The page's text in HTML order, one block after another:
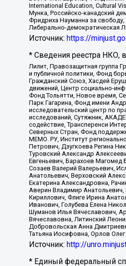
International Education, Cultural
Мунка, Российско-канадский
Фридриха Науманна за
Либерально-демократическая
Источник: https://
* Сведения реестра НКО,
Лилит, Правозащитная группа
и публичной политики, Фонд
Гражданский Союз, Хасдей
движений, Центр социально-
Фонд Тольятти, Новое время,
Парк Гагарина, Фонд имени
исследовательский центр по
исследований, Сутяжник,
содействие, Трансперенси
Северных Стран, Фонд
МЕМО. РУ, Институт
Петрович, Дзугкоева Регина
Туровский Александр
Евгеньевич, Барахоев
Созаев Валерий Валерьевич,
Анатольевич, Верховский
Екатерина Александровна,
Аверин Владимир
Кириллович, Флиге Ирина
Иванович, Голубева Елена
Шуманов Илья Вячеславович,
Вячеславовна, Литинский
Добровольская Анна
Татьяна Иосифовна, Орлов
Источник: http://
* Единый федеральный